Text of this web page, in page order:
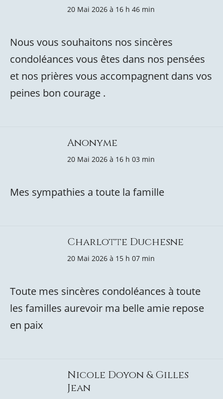
20 Mai 2026 à 16 h 46 min
Nous vous souhaitons nos sincères
condoléances vous êtes dans nos pensées
et nos prières vous accompagnent dans vos
peines bon courage .
Anonyme
20 Mai 2026 à 16 h 03 min
Mes sympathies a toute la famille
Charlotte Duchesne
20 Mai 2026 à 15 h 07 min
Toute mes sincères condoléances à toute
les familles aurevoir ma belle amie repose
en paix
Nicole Doyon & Gilles
Jean